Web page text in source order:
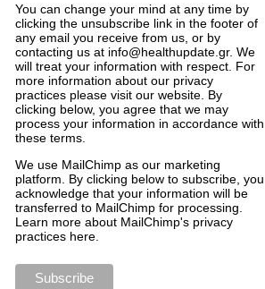
You can change your mind at any time by
clicking the unsubscribe link in the footer of
any email you receive from us, or by
contacting us at info@healthupdate.gr. We
will treat your information with respect. For
more information about our privacy
practices please visit our website. By
clicking below, you agree that we may
process your information in accordance with
these terms.
We use MailChimp as our marketing
platform
By clicking below to subscribe you
acknowledge that your information will be
transferred to MailChimp for processing
Learn more about MailChimp's privacy
practices here